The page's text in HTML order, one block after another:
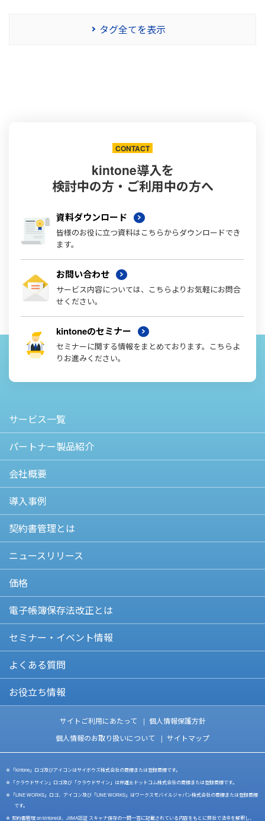
タグ全てを表示
CONTACT
kintone導入を
検討中の方・ご利用中の方へ
資料ダウンロード
皆様のお役に立つ資料はこちらからダウンロードでき
ます。
お問い合わせ
サービス内容については、こちらよりお気軽にお問合
せください。
kintoneのセミナー
セミナーに関する情報をまとめております。こちらよ
りお進みください。
サービス一覧
パートナー製品紹介
会社概要
導入事例
契約書管理とは
ニュースリリース
価格
電子帳簿保存法改正とは
セミナー・イベント情報
よくある質問
お役立ち情報
サイトご利用にあたって
個人情報保護方針
個人情報のお取り扱いについて
サイトマップ
「kintone」ロゴ及びアイコンはサイボウズ株式会社の商標または登録商標です。
「クラウドサイン」ロゴ及び「クラウドサイン」は弁護士ドットコム株式会社の商標または登録商標です。
「LINE WORKS」ロゴ、アイコン及び「LINE WORKS」はワークスモバイルジャパン株式会社の商標または登録商標
です。
契約書管理 on kintoneは、JIIMA認証 スキャナ保存の一問一答に記載されている内容をもとに弊社で法令を解釈し、